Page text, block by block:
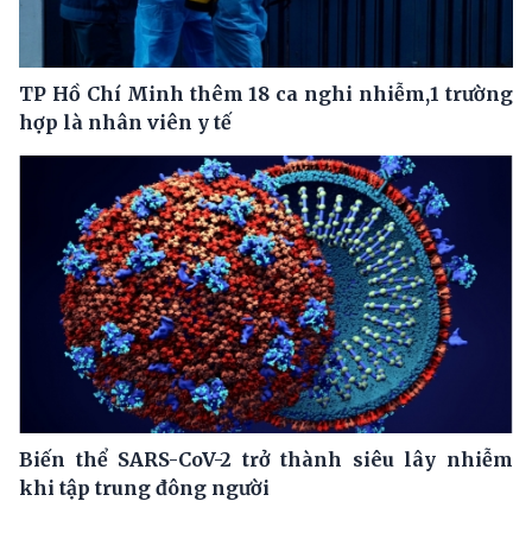
TP Hồ Chí Minh thêm 18 ca nghi nhiễm,1 trường
hợp là nhân viên y tế
Biến thể SARS-CoV-2 trở thành siêu lây nhiễm
khi tập trung đông người